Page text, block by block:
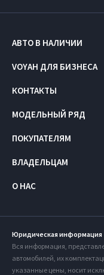
АВТО В НАЛИЧИИ
VOYAH ДЛЯ БИЗНЕСА
КОНТАКТЫ
МОДЕЛЬНЫЙ РЯД
ПОКУПАТЕЛЯМ
ВЛАДЕЛЬЦАМ
О НАС
Юридическая информация
Вся информация,
автомобилей, их
указанные цены, носит